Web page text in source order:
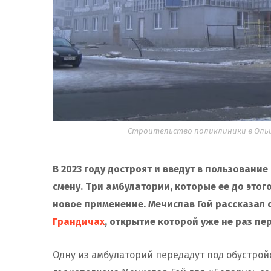
Строительство поликлиники в
В 2023 году достроят и введут в
смену. Три амбулатории, которые ее до
новое применение. Мечислав Гой
Грандичах, открытие которой уже не раз
Одну из амбулаторий передадут под